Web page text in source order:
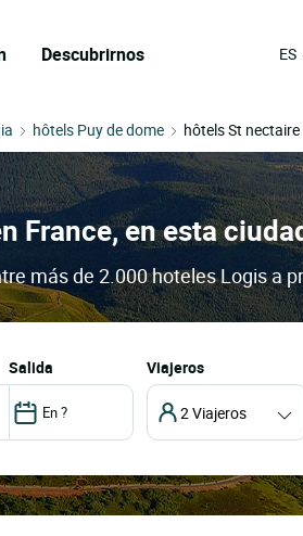
Descubrirnos ES
hôtels Puy de dome hôtels St nectaire
France, en esta
más de 2.000 hoteles Logis a
salida Viajeros
2 Viajeros